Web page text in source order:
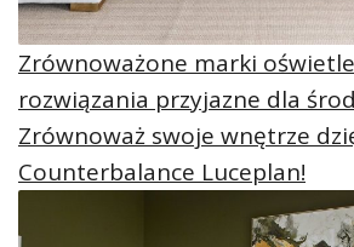
Zrównoważone marki
rozwiązania przyjazne dla
Zrównoważ swoje wnętrze
Counterbalance Luceplan!